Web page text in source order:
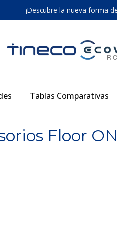
¡Descubre la nueva forma
Tablas Comparativas
Floor